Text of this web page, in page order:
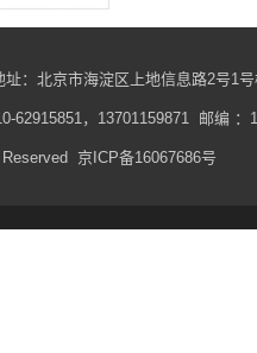
址：北京市海淀区上地信息路2号1
62915851，13701159871 邮编 ：
京ICP备16067686号